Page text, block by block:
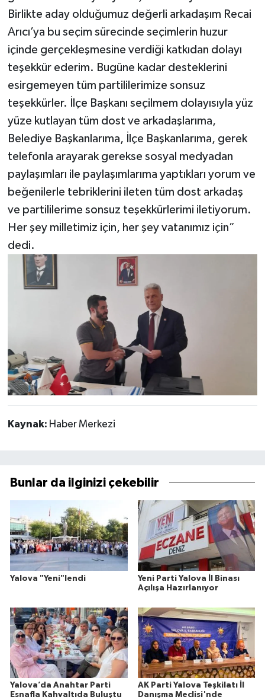
Birlikte aday olduğumuz değerli arkadaşım Recai
Arıcı’ya bu seçim sürecinde seçimlerin huzur
içinde gerçekleşmesine verdiği katkıdan dolayı
teşekkür ederim. Bugüne kadar desteklerini
esirgemeyen tüm partililerimize sonsuz
teşekkürler. İlçe Başkanı seçilmem dolayısıyla yüz
yüze kutlayan tüm dost ve arkadaşlarıma,
Belediye Başkanlarıma, İlçe Başkanlarıma, gerek
telefonla arayarak gerekse sosyal medyadan
paylaşımları ile paylaşımlarıma yaptıkları yorum ve
beğenilerle tebriklerini ileten tüm dost arkadaş
ve partililerime sonsuz teşekkürlerimi iletiyorum.
Her şey milletimiz için, her şey vatanımız için”
dedi.
Kaynak: Haber Merkezi
Bunlar da ilginizi çekebilir
Yalova "Yeni"lendi
Yeni Parti Yalova İl Binası
Açılışa Hazırlanıyor
Yalova’da Anahtar Parti
Esnafla Kahvaltıda Buluştu
AK Parti Yalova Teşkilatı İl
Danışma Meclisi'nde